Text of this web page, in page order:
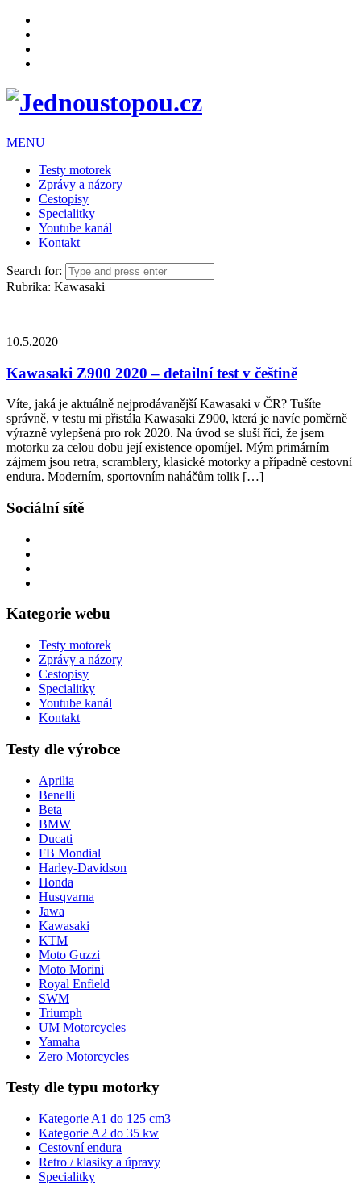
MENU
Testy motorek
Zprávy a názory
Cestopisy
Specialitky
Youtube kanál
Kontakt
Search for:
Rubrika: Kawasaki
10.5.2020
Kawasaki Z900 2020 – detailní test v češtině
Víte, jaká je aktuálně nejprodávanější Kawasaki v ČR? Tušíte
správně, v testu mi přistála Kawasaki Z900, která je navíc poměrně
výrazně vylepšená pro rok 2020. Na úvod se sluší říci, že jsem
motorku za celou dobu její existence opomíjel. Mým primárním
zájmem jsou retra, scramblery, klasické motorky a případně cestovní
endura. Moderním, sportovním naháčům tolik […]
Sociální sítě
Kategorie webu
Testy motorek
Zprávy a názory
Cestopisy
Specialitky
Youtube kanál
Kontakt
Testy dle výrobce
Aprilia
Benelli
Beta
BMW
Ducati
FB Mondial
Harley-Davidson
Honda
Husqvarna
Jawa
Kawasaki
KTM
Moto Guzzi
Moto Morini
Royal Enfield
SWM
Triumph
UM Motorcycles
Yamaha
Zero Motorcycles
Testy dle typu motorky
Kategorie A1 do 125 cm3
Kategorie A2 do 35 kw
Cestovní endura
Retro / klasiky a úpravy
Specialitky